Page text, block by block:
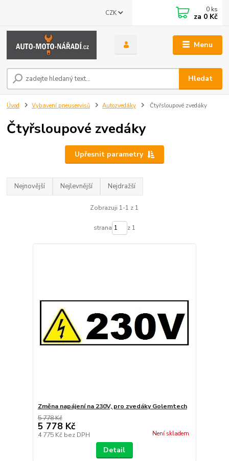
Menu
CZK
Hledat
0 ks
za 0 Kč
Úvod Vybavení pneuservisů Autozvedáky Čtyřsloupové zvedáky
Čtyřsloupové zvedáky
Upřesnit parametry
Nejnovější Nejlevnější Nejdražší
Zobrazuji 1-1 z 1
strana z 1
Změna napájení na 230V, pro zvedáky Golemtech
5 778 Kč
5 778 Kč
4 775 Kč bez DPH Není skladem
Detail